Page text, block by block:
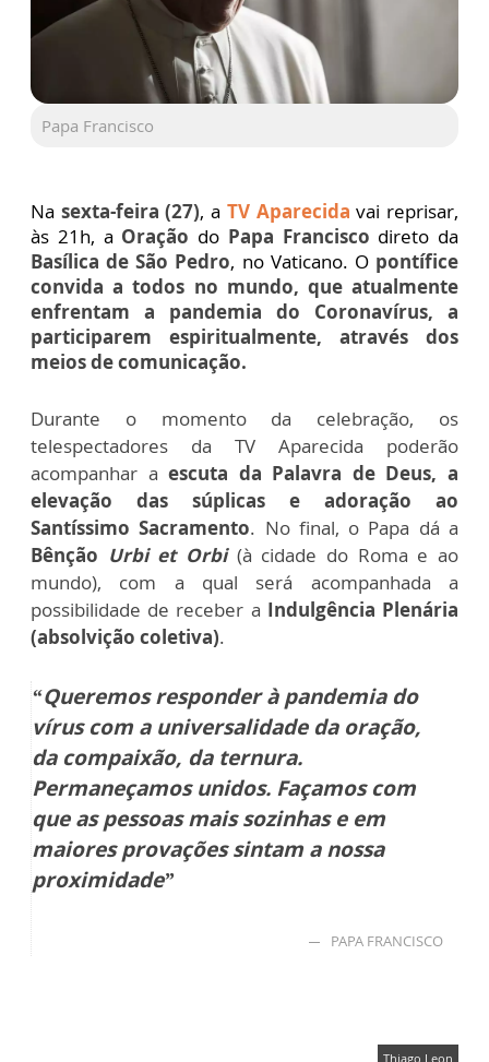
Papa Francisco
Na sexta-feira (27),a TV Aparecida vai reprisar,
às 21h, a Oração do Papa Francisco direto da
Basílica de São Pedro, no Vaticano. O pontífice
convida a todos no mundo, que atualmente
enfrentam a pandemia do Coronavírus, a
participarem espiritualmente, através dos
meios de comunicação.
Durante o momento da celebração, os
telespectadores da TV Aparecida poderão
acompanhar aescuta da Palavra de Deus, a
elevação das súplicas e adoração ao
Santíssimo Sacramento. No final, o Papa dá a
Bênção Urbi et Orbi (à cidade do Roma e ao
mundo), com a qual será acompanhada a
possibilidade de receber a Indulgência Plenária
(absolvição coletiva).
“Queremos responder à pandemia do
vírus com a universalidade da oração,
da compaixão, da ternura.
Permaneçamos unidos. Façamos com
que as pessoas mais sozinhas e em
maiores provações sintam a nossa
proximidade”
PAPA FRANCISCO
Thiago Leon